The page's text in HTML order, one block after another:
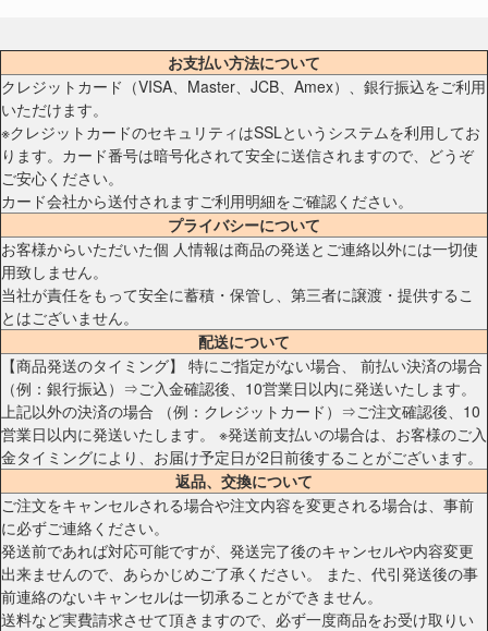
お支払い方法について
クレジットカード（VISA、Master、JCB、Amex）、銀行振込をご利用
いただけます。
※クレジットカードのセキュリティはSSLというシステムを利用してお
ります。カード番号は暗号化されて安全に送信されますので、どうぞ
ご安心ください。
カード会社から送付されますご利用明細をご確認ください。
プライバシーについて
お客様からいただいた個 人情報は商品の発送とご連絡以外には一切使
用致しません。
当社が責任をもって安全に蓄積・保管し、第三者に譲渡・提供するこ
とはございません。
配送について
【商品発送のタイミング】 特にご指定がない場合、 前払い決済の場合
（例：銀行振込）⇒ご入金確認後、10営業日以内に発送いたします。
上記以外の決済の場合 （例：クレジットカード）⇒ご注文確認後、10
営業日以内に発送いたします。 ※発送前支払いの場合は、お客様のご入
金タイミングにより、お届け予定日が2日前後することがございます。
返品、交換について
ご注文をキャンセルされる場合や注文内容を変更される場合は、事前
に必ずご連絡ください。
発送前であれば対応可能ですが、発送完了後のキャンセルや内容変更
出来ませんので、あらかじめご了承ください。 また、代引発送後の事
前連絡のないキャンセルは一切承ることができません。
送料など実費請求させて頂きますので、必ず一度商品をお受け取りい